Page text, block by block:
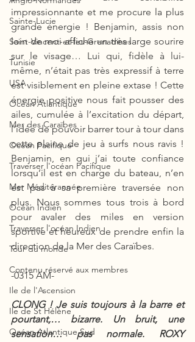
Sainte-Lucie
Saint-Vincent-et-les-Grenadines
Tunisie
USA
Océan Atlantique
Mer des Caraïbes
Océan Pacifique
Traverser l'océan Pacifique
Mer Méditérannée
Océan Indien
Traverser l'océan Indien
Tour du monde
Contenu réservé aux membres
Ile de l'Ascension
Ile de St Hélène
Océan Atlantique Sud
impressionnante et me procure la plus
grande énergie ! Benjamin, assis non
loin de moi affiche un très large sourire
sur le visage… Lui qui, fidèle à lui-
même, n’était pas très expressif à terre
est visiblement en pleine extase ! Cette
énergie positive nous fait pousser des
ailes, cumulée à l’excitation du départ,
l’idée de pouvoir barrer tour à tour dans
cette plaine de jeu à surfs nous ravis !
Benjamin, en qui j’ai toute confiance
lorsqu’il est en charge du bateau, n’en
est pas à sa première traversée non
plus. Nous sommes tous trois à bord
pour avaler des miles en version
sportive et heureux de prendre enfin la
direction de la Mer des Caraïbes.
-0315 AM-
CLONG ! Je suis toujours à la barre et
pourtant,… bizarre. Un bruit, une
sensation… pas normale. ROXY